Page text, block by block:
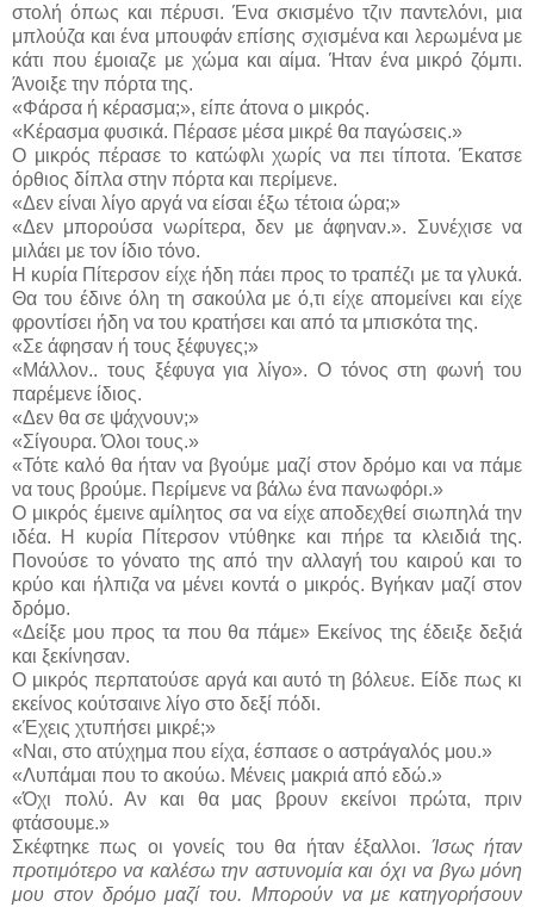
στολή όπως και πέρυσι. Ένα σκισμένο τζιν παντελόνι, μια
μπλούζα και ένα μπουφάν επίσης σχισμένα και λερωμένα με
κάτι που έμοιαζε με χώμα και αίμα. Ήταν ένα μικρό ζόμπι.
Άνοιξε την πόρτα της.
«Φάρσα ή κέρασμα;», είπε άτονα ο μικρός.
«Κέρασμα φυσικά. Πέρασε μέσα μικρέ θα παγώσεις.»
Ο μικρός πέρασε το κατώφλι χωρίς να πει τίποτα. Έκατσε
όρθιος δίπλα στην πόρτα και περίμενε.
«Δεν είναι λίγο αργά να είσαι έξω τέτοια ώρα;»
«Δεν μπορούσα νωρίτερα, δεν με άφηναν.». Συνέχισε να
μιλάει με τον ίδιο τόνο.
Η κυρία Πίτερσον είχε ήδη πάει προς το τραπέζι με τα γλυκά.
Θα του έδινε όλη τη σακούλα με ό,τι είχε απομείνει και είχε
φροντίσει ήδη να του κρατήσει και από τα μπισκότα της.
«Σε άφησαν ή τους ξέφυγες;»
«Μάλλον.. τους ξέφυγα για λίγο». Ο τόνος στη φωνή του
παρέμενε ίδιος.
«Δεν θα σε ψάχνουν;»
«Σίγουρα. Όλοι τους.»
«Τότε καλό θα ήταν να βγούμε μαζί στον δρόμο και να πάμε
να τους βρούμε. Περίμενε να βάλω ένα πανωφόρι.»
Ο μικρός έμεινε αμίλητος σα να είχε αποδεχθεί σιωπηλά την
ιδέα. Η κυρία Πίτερσον ντύθηκε και πήρε τα κλειδιά της.
Πονούσε το γόνατο της από την αλλαγή του καιρού και το
κρύο και ήλπιζα να μένει κοντά ο μικρός. Βγήκαν μαζί στον
δρόμο.
«Δείξε μου προς τα που θα πάμε» Εκείνος της έδειξε δεξιά
και ξεκίνησαν.
Ο μικρός περπατούσε αργά και αυτό τη βόλευε. Είδε πως κι
εκείνος κούτσαινε λίγο στο δεξί πόδι.
«Έχεις χτυπήσει μικρέ;»
«Ναι, στο ατύχημα που είχα, έσπασε ο αστράγαλός μου.»
«Λυπάμαι που το ακούω. Μένεις μακριά από εδώ.»
«Όχι πολύ. Αν και θα μας βρουν εκείνοι πρώτα, πριν
φτάσουμε.»
Σκέφτηκε πως οι γονείς του θα ήταν έξαλλοι. Ίσως ήταν
προτιμότερο να καλέσω την αστυνομία και όχι να βγω μόνη
μου στον δρόμο μαζί του. Μπορούν να με κατηγορήσουν